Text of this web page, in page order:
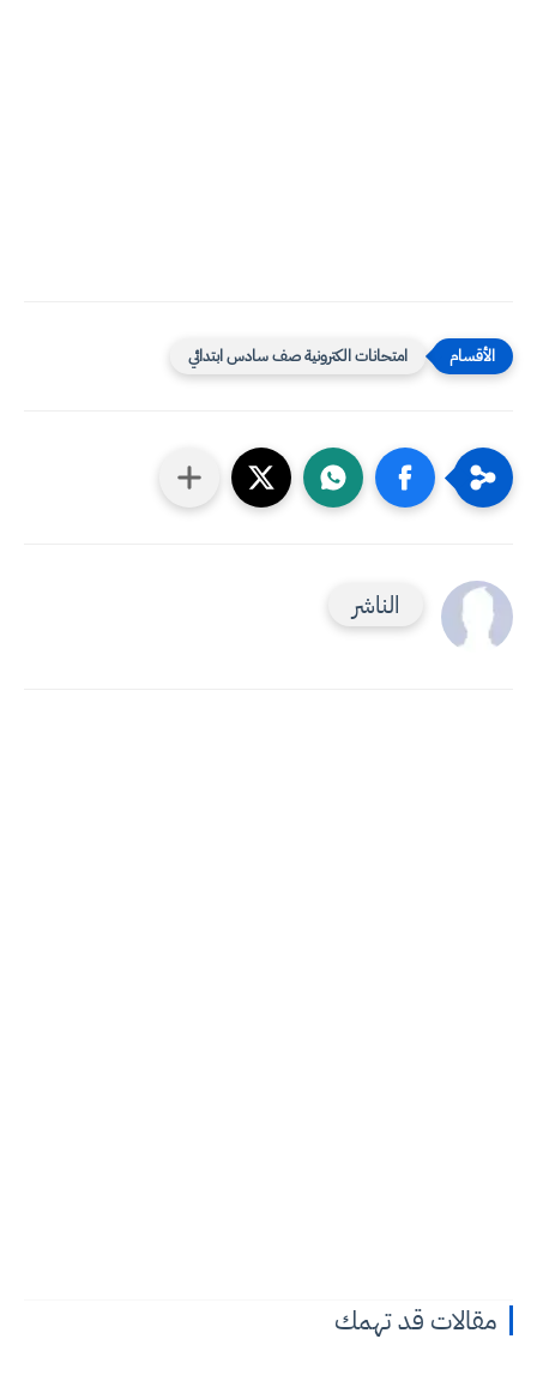
امتحانات الكترونية صف سادس ابتدائي
الناشر
مقالات قد تهمك